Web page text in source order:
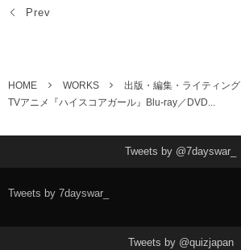
Prev
HOME WORKS
出版・編集・ライティング
TVアニメ『ハイスコアガール』Blu-ray／DVD...
Tweets by @7dayswar_
Tweets by 7dayswar_
Tweets by @quizjapan